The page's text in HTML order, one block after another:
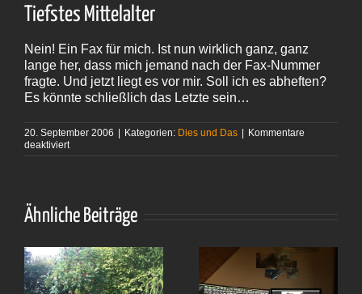
Tiefstes Mittelalter
Nein! Ein Fax für mich. Ist nun wirklich ganz, ganz
lange her, dass mich jemand nach der Fax-Nummer
fragte. Und jetzt liegt es vor mir. Soll ich es abheften?
Es könnte schließlich das Letzte sein…
20. September 2006 | Kategorien: Dies und Das | Kommentare
deaktiviertfür
Ähnliche Beiträge